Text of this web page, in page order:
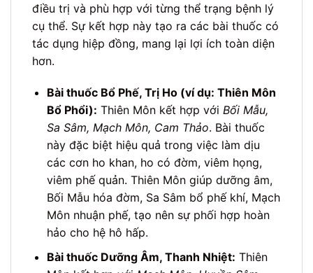
điều trị và phù hợp với từng thể trạng bệnh lý
cụ thể. Sự kết hợp này tạo ra các bài thuốc có
tác dụng hiệp đồng, mang lại lợi ích toàn diện
hơn.
Bài thuốc Bổ Phế, Trị Ho (ví dụ: Thiên Môn
Bổ Phổi): Thiên Môn kết hợp với Bối Mẫu,
Sa Sâm, Mạch Môn, Cam Thảo. Bài thuốc
này đặc biệt hiệu quả trong việc làm dịu
các cơn ho khan, ho có đờm, viêm họng,
viêm phế quản. Thiên Môn giúp dưỡng âm,
Bối Mẫu hóa đờm, Sa Sâm bổ phế khí, Mạch
Môn nhuận phế, tạo nên sự phối hợp hoàn
hảo cho hệ hô hấp.
Bài thuốc Dưỡng Âm, Thanh Nhiệt: Thiên